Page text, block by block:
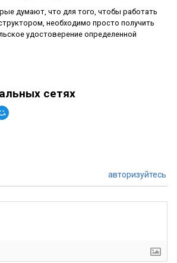
думают, что для того, чтобы работать
необходимо просто получить
удостоверение определенной
сетях
авторизуйтесь